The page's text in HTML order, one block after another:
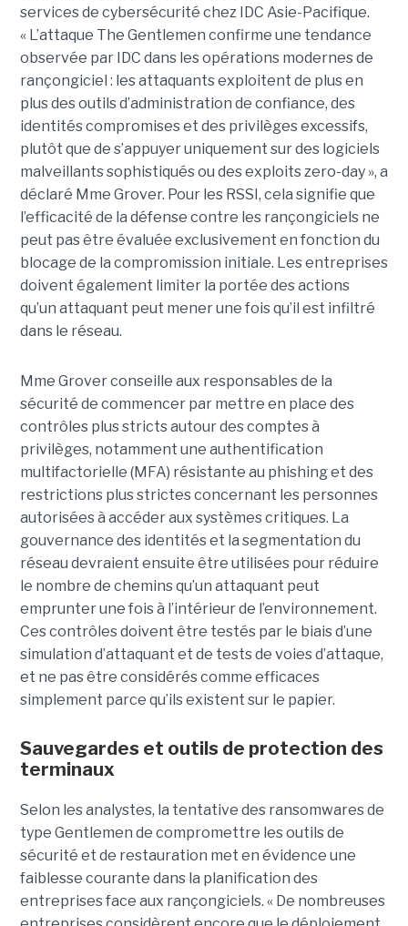
services de cybersécurité chez IDC Asie-Pacifique.
« L’attaque The Gentlemen confirme une tendance
observée par IDC dans les opérations modernes de
rançongiciel : les attaquants exploitent de plus en
plus des outils d’administration de confiance, des
identités compromises et des privilèges excessifs,
plutôt que de s’appuyer uniquement sur des logiciels
malveillants sophistiqués ou des exploits zero-day », a
déclaré Mme Grover. Pour les RSSI, cela signifie que
l’efficacité de la défense contre les rançongiciels ne
peut pas être évaluée exclusivement en fonction du
blocage de la compromission initiale. Les entreprises
doivent également limiter la portée des actions
qu’un attaquant peut mener une fois qu’il est infiltré
dans le réseau.
Mme Grover conseille aux responsables de la
sécurité de commencer par mettre en place des
contrôles plus stricts autour des comptes à
privilèges, notamment une authentification
multifactorielle (MFA) résistante au phishing et des
restrictions plus strictes concernant les personnes
autorisées à accéder aux systèmes critiques. La
gouvernance des identités et la segmentation du
réseau devraient ensuite être utilisées pour réduire
le nombre de chemins qu’un attaquant peut
emprunter une fois à l’intérieur de l’environnement.
Ces contrôles doivent être testés par le biais d’une
simulation d’attaquant et de tests de voies d’attaque,
et ne pas être considérés comme efficaces
simplement parce qu’ils existent sur le papier.
Sauvegardes et outils de protection des
terminaux
Selon les analystes, la tentative des ransomwares de
type Gentlemen de compromettre les outils de
sécurité et de restauration met en évidence une
faiblesse courante dans la planification des
entreprises face aux rançongiciels. « De nombreuses